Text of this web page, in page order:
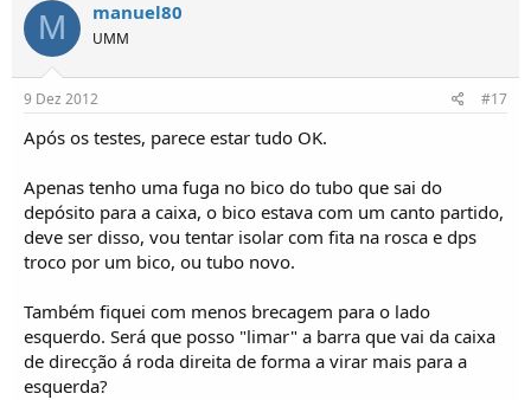
M manuel80
UMM
9 Dez 2012 #17
Após os testes, parece estar tudo OK.
Apenas tenho uma fuga no bico do tubo que sai do
depósito para a caixa, o bico estava com um canto partido,
deve ser disso, vou tentar isolar com fita na rosca e dps
troco por um bico, ou tubo novo.
Também fiquei com menos brecagem para o lado
esquerdo. Será que posso "limar" a barra que vai da caixa
de direcção á roda direita de forma a virar mais para a
esquerda?